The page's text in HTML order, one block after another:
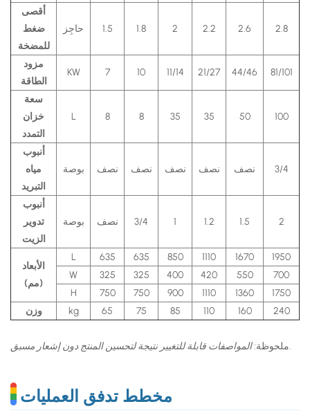
أقصى
ضغط
للمضخة
حاجِز 1.5 1.8 2 2.2 2.6 2.8
مزود
الطاقة
KW 7 10 11/14 21/27 44/46 81/101
سعة
خزان
التمدد
L 8 8 35 35 50 100
أنبوب
مياه
التبريد
بوصة نصف نصف نصف نصف نصف 3/4
أنبوب
تدوير
الزيت
بوصة نصف 3/4 1 1.2 1.5 2
الأبعاد
(مم)
L 635 635 850 1110 1670
1950
W
325 325 400 420 550
700
H
750 750 900 1110 1360
1750
وزن
kg 65 75 85 110 160 240
ملحوظة:المواصفات قابلة للتغيير نتيجة لتحسين المنتج دون إشعار مسبق .
مخطط تدفق العمليات